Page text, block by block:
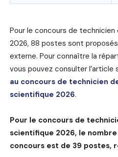
Pour le concours de
2026, 88 postes sont
externe. Pour connaître la
vous pouvez consulter l’article
au concours de technicien
scientifique 2026.
Pour le concours de
scientifique 2026, le
concours est de 39 postes,